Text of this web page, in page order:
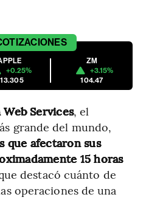
+0.25%
ZM
+3.15%
104.47
Web Services, el
grande del mundo,
que afectaron sus
15 horas
destacó cuánto de
operaciones de una